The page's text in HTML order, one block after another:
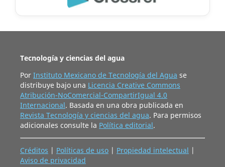
Tecnología y ciencias del agua
Por Instituto Mexicano de Tecnología del Agua se
distribuye bajo una Licencia Creative Commons
Atribución-NoComercial-CompartirIgual 4.0
Internacional. Basada en una obra publicada en
Revista Tecnología y ciencias del agua. Para permisos
adicionales consulte la Política editorial.
Créditos | Políticas de uso| Propiedad intelectual |
Aviso de privacidad